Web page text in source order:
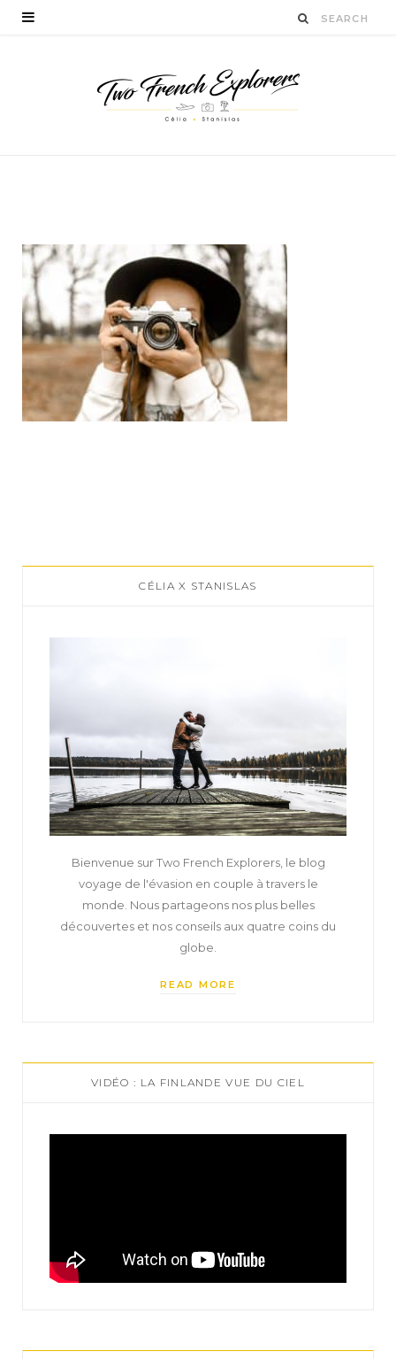
coursdephotos
CÉLIA X STANISLAS
Bienvenue sur Two French Explorers, le blog
voyage de l'évasion en couple à travers le
monde. Nous partageons nos plus belles
découvertes et nos conseils aux quatre coins du
globe.
READ MORE
VIDÉO : LA FINLANDE VUE DU CIEL